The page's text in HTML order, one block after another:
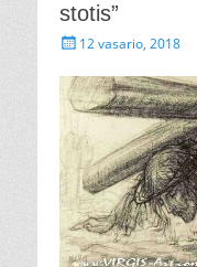
stotis”
Paskelbta
12 vasario, 2018